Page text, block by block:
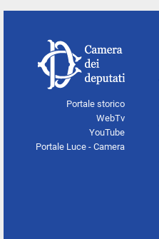
Portale storico
WebTv
YouTube
Portale Luce - Camera